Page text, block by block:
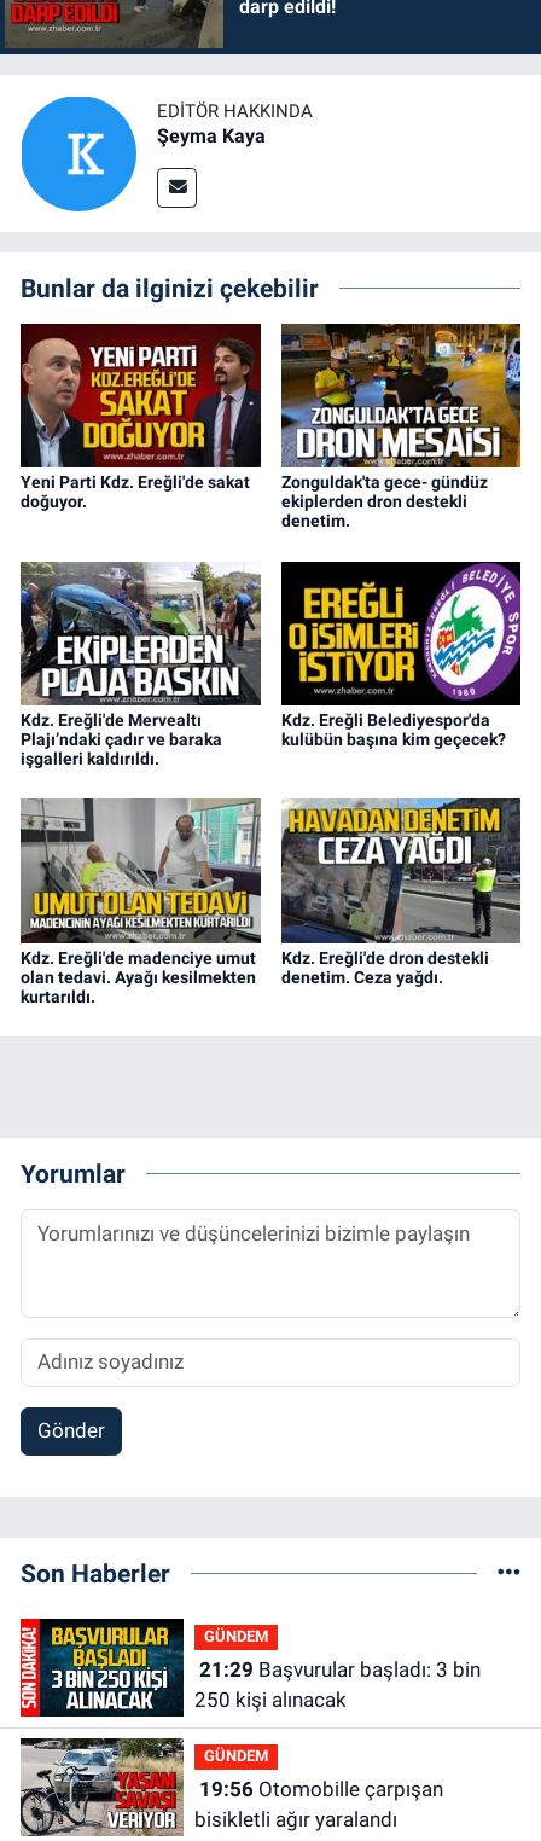
darp edildi!
EDITÖR HAKKINDA
Şeyma Kaya
Bunlar da ilginizi çekebilir
Yeni Parti Kdz. Ereğli'de sakat
doğuyor.
Zonguldak'ta gece- gündüz
ekiplerden dron destekli
denetim.
Kdz. Ereğli'de Mervealtı
Plajı’ndaki çadır ve baraka
işgalleri kaldırıldı.
Kdz. Ereğli Belediyespor'da
kulübün başına kim geçecek?
Kdz. Ereğli'de madenciye umut
olan tedavi. Ayağı kesilmekten
kurtarıldı.
Kdz. Ereğli'de dron destekli
denetim. Ceza yağdı.
Yorumlar
Gönder
Son Haberler
GÜNDEM
21:29
250 kişi alınacak
GÜNDEM
19:56Otomobille çarpışan
bisikletli ağır yaralandı